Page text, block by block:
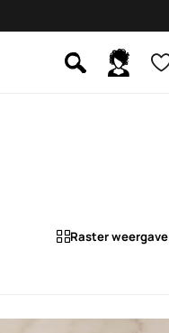
Raster weergave